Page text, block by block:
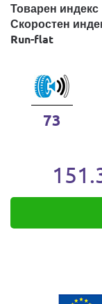
Товарен индекс
Скоростен
Run-flat
73